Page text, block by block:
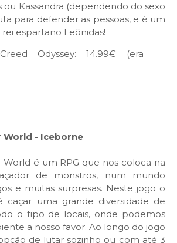
ou Kassandra (dependendo do sexo
para defender as pessoas, e é um
espartano Leônidas!
Odyssey: 14.99€ (era
World - Iceborne
é um RPG que nos coloca na
de monstros, num mundo
e muitas surpresas. Neste jogo o
caçar uma grande diversidade de
o tipo de locais, onde podemos
a nosso favor. Ao longo do jogo
de lutar sozinho ou com até 3